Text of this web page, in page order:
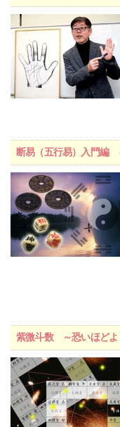
断易（五行易）入門編
紫微斗数 ～恐いほどよ